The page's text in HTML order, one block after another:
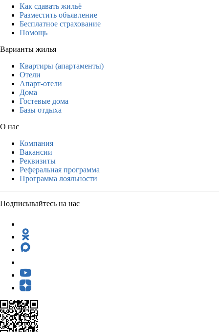
Как сдавать жильё
Разместить объявление
Бесплатное страхование
Помощь
Варианты жилья
Квартиры (апартаменты)
Отели
Апарт-отели
Дома
Гостевые дома
Базы отдыха
О нас
Компания
Вакансии
Реквизиты
Реферальная программа
Программа лояльности
Подписывайтесь на нас